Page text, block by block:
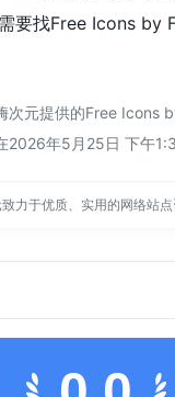
要找Free Icons by
次元提供的Free Icons
2026年5月25日 下午
力于优质、实用的网络站点